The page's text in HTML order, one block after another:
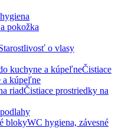
pokožka
o vlasy
Čistiace
a kúpeľne
Čistiace prostriedky na
WC hygiena, závesné